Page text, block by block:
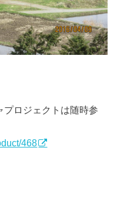
プロジェクトは随時参
468